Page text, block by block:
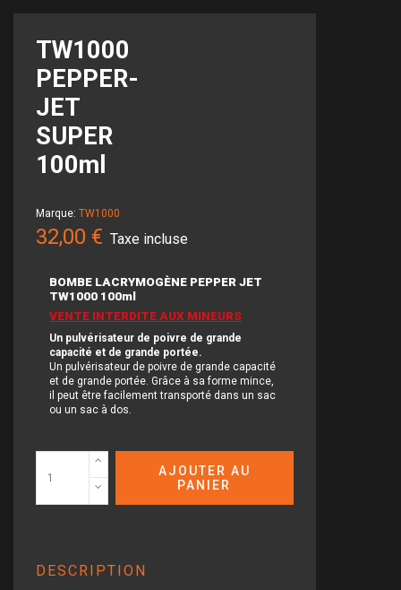
TW1000
PEPPER-
JET
SUPER
100ml
Marque: TW1000
32,00 € Taxe incluse
BOMBE LACRYMOGÈNE PEPPER JET
TW1000 100ml
VENTE INTERDITE AUX MINEURS
Un pulvérisateur de poivre de grande
capacité et de grande portée.
Un pulvérisateur de poivre de grande capacité
et de grande portée. Grâce à sa forme mince,
il peut être facilement transporté dans un sac
ou un sac à dos.
AJOUTER AU
PANIER
DESCRIPTION